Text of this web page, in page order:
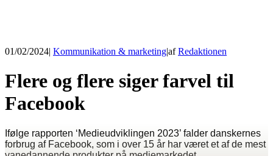
01/02/2024| Kommunikation & marketing|afRedaktionen
Flere og flere siger farvel til
Facebook
Ifølge rapporten ‘Medieudviklingen 2023’ falder danskernes
forbrug af Facebook, som i over 15 år har været et af de mest